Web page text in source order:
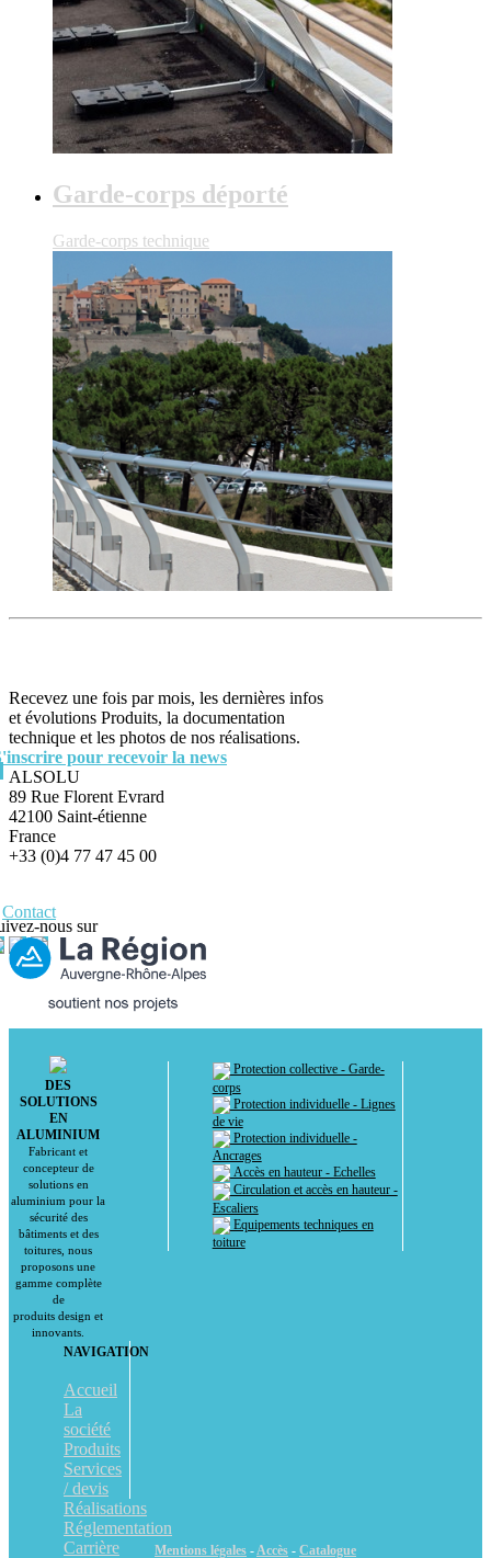
Garde-corps déporté
Garde-corps technique
Recevez une fois par mois, les dernières infos
et évolutions Produits, la documentation
technique et les photos de nos réalisations.
pour recevoir la news
ALSOLU
89 Rue Florent Evrard
42100 Saint-étienne
France
+33 (0)4 77 47 45 00
Contact
nous sur
DES
SOLUTIONS
EN
ALUMINIUM
Fabricant et
concepteur de
solutions en
aluminium pour la
sécurité des
bâtiments et des
toitures, nous
proposons une
gamme complète
de
produits design et
innovants.
Protection collective - Garde-
corps
Protection individuelle - Lignes
de vie
Protection individuelle -
Ancrages
Accès en hauteur - Echelles
Circulation et accès en hauteur -
Escaliers
Equipements techniques en
toiture
NAVIGATION
Accueil
La
société
Produits
Services
/ devis
Réalisations
Réglementation
Carrière
Mentions légales -Accès - Catalogue